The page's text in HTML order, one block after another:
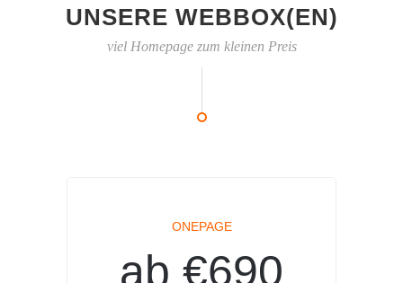
UNSERE WEBBOX(EN)
viel Homepage zum kleinen Preis
ONEPAGE
ab €690